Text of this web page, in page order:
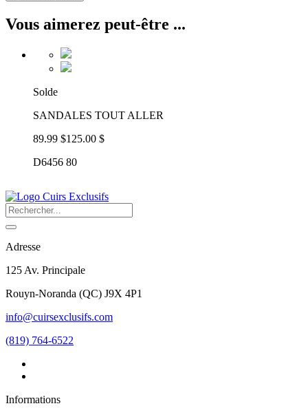
Vous aimerez peut-être ...
Solde
SANDALES TOUT ALLER
89.99 $125.00 $
D6456 80
Adresse
125 Av. Principale
Rouyn-Noranda (QC) J9X 4P1
info@cuirsexclusifs.com
(819) 764-6522
Informations